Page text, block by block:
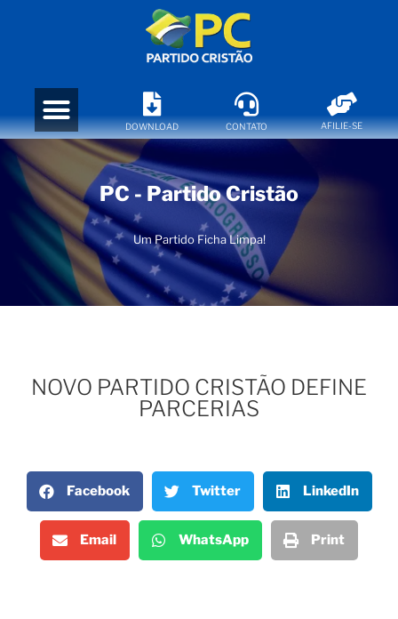
DOWNLOAD CONTATO AFILIE-SE
PC - Partido Cristão
Um Partido Ficha Limpa!
NOVO PARTIDO CRISTÃO DEFINE
PARCERIAS
Facebook Twitter LinkedIn
Email WhatsApp Print